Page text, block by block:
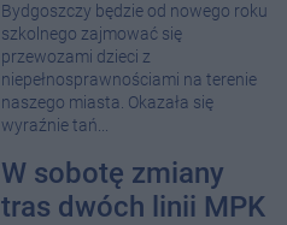
Bydgoszczy będzie od nowego roku
szkolnego zajmować się
przewozami dzieci z
niepełnosprawnościami na terenie
naszego miasta. Okazała się
wyraźnie tań...
W sobotę zmiany
tras dwóch linii MPK